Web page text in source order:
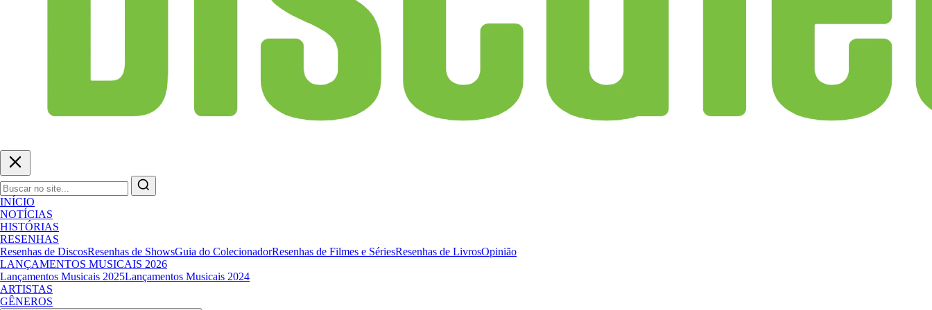
INÍCIO
NOTÍCIAS
HISTÓRIAS
RESENHAS
Resenhas de DiscosResenhas de ShowsGuia do ColecionadorResenhas de Filmes e SériesResenhas de LivrosOpinião
LANÇAMENTOS MUSICAIS 2026
Lançamentos Musicais 2025Lançamentos Musicais 2024
ARTISTAS
GÊNEROS